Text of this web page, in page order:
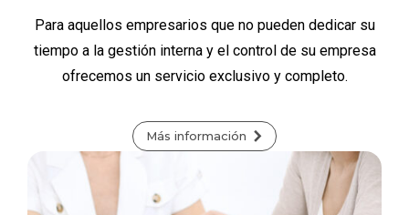
Para aquellos empresarios que no pueden dedicar su
tiempo a la gestión interna y el control de su empresa
ofrecemos un servicio exclusivo y completo.
Más información